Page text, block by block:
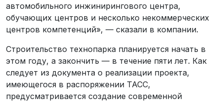
автомобильного инжинирингового центра,
обучающих центров и несколько некоммерческих
центров компетенций», — сказали в компании.
Строительство технопарка планируется начать в
этом году, а закончить — в течение пяти лет. Как
следует из документа о реализации проекта,
имеющегося в распоряжении ТАСС,
предусматривается создание современной